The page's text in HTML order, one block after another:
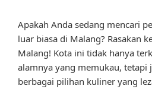
Apakah Anda sedang mencari
luar biasa di Malang? Rasakan
Malang! Kota ini tidak hanya
alamnya yang memukau, tetapi
berbagai pilihan kuliner yang